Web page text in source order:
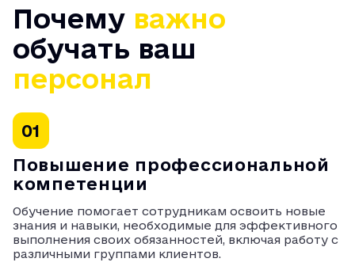
Почему важно
обучать ваш
персонал
01
Повышение профессиональной
компетенции
Обучение помогает сотрудникам освоить новые
знания и навыки, необходимые для эффективного
выполнения своих обязанностей, включая работу с
различными группами клиентов.